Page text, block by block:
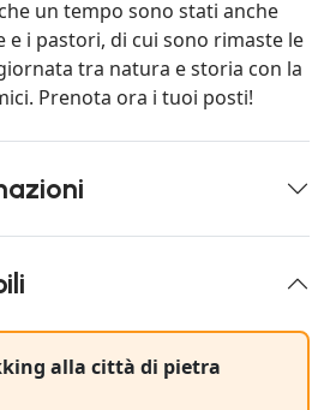
un tempo sono stati anche
i pastori, di cui sono rimaste le
tra natura e storia con la
Prenota ora i tuoi posti!
alla città di pietra